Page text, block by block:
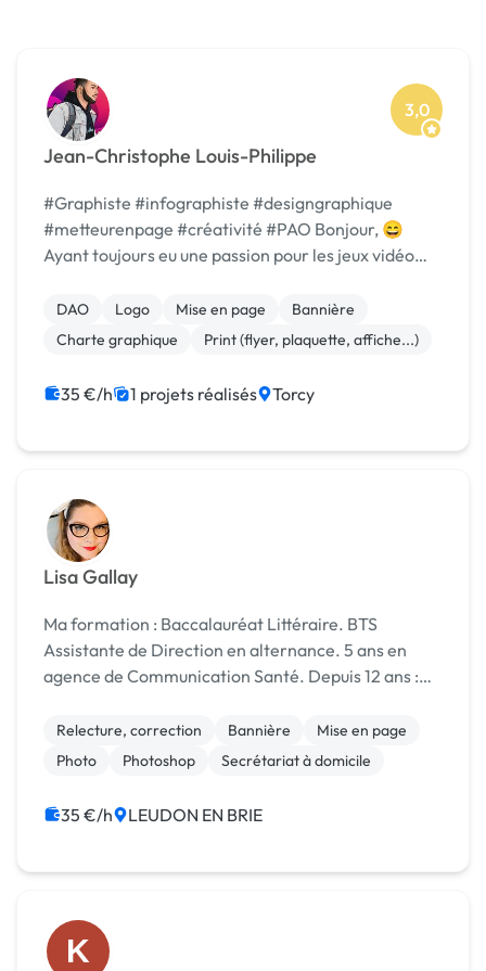
Jean-Christophe Louis-Philippe
3,0
#Graphiste #infographiste #designgraphique
#metteurenpage #créativité #PAO Bonjour, 😄
Ayant toujours eu une passion pour les jeux vidéo
spécialisation en Game Art, et en tant
qu'infographiste...
DAO Logo Mise en page
Bannière
Charte graphique
Print (flyer, plaquette, affiche...)
35 €/h 1 projets réalisés Torcy
Lisa Gallay
Ma formation : Baccalauréat Littéraire. BTS
Assistante de Direction en alternance. 5 ans en
agence de Communication Santé. Depuis 12 ans :
secrétaire freelance. Mes compétences : -
Powerpoint (1...
Relecture, correction Bannière
Mise en page
Photo
Photoshop Secrétariat à domicile
35 €/h LEUDON EN BRIE
K